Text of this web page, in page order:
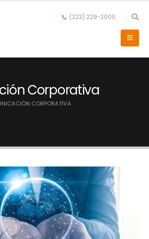
(222) 229-2000
Corporativa
CORPORATIVA